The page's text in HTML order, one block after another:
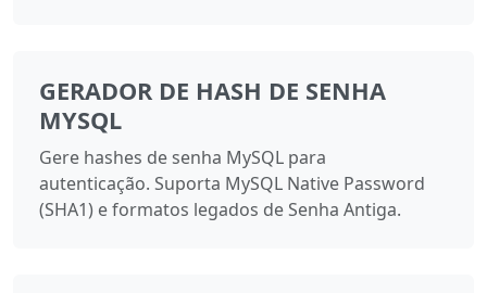
GERADOR DE HASH DE SENHA
MYSQL
Gere hashes de senha MySQL para
autenticação. Suporta MySQL Native Password
(SHA1) e formatos legados de Senha Antiga.